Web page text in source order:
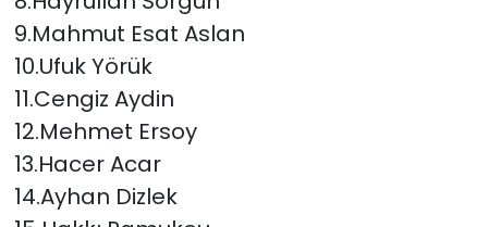
9.Mahmut Esat Aslan
10.Ufuk Yörük
11.Cengiz Aydin
12.Mehmet Ersoy
13.Hacer Acar
14.Ayhan Dizlek